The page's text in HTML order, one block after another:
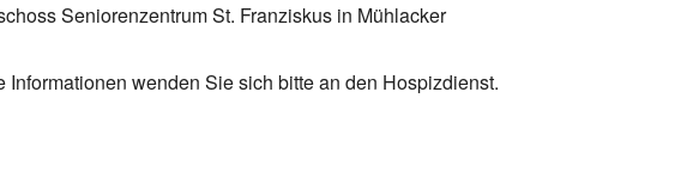
Seniorenzentrum St. Franziskus in Mühlacker
Informationen wenden Sie sich bitte an den Hospizdienst.